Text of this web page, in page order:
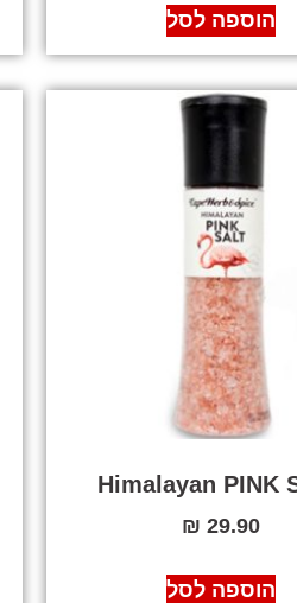
הוספה לסל
Himalayan PINK
29.90
₪
הוספה לסל